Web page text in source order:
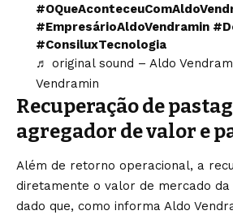
#EmpresárioAldoVendramin
#ConsiluxTecnologia
♬ original sound – Aldo
Vendramin
Recuperação de
agregador de valor e
Além de retorno operacional, a
diretamente o valor de mercado
dado que, como informa Aldo